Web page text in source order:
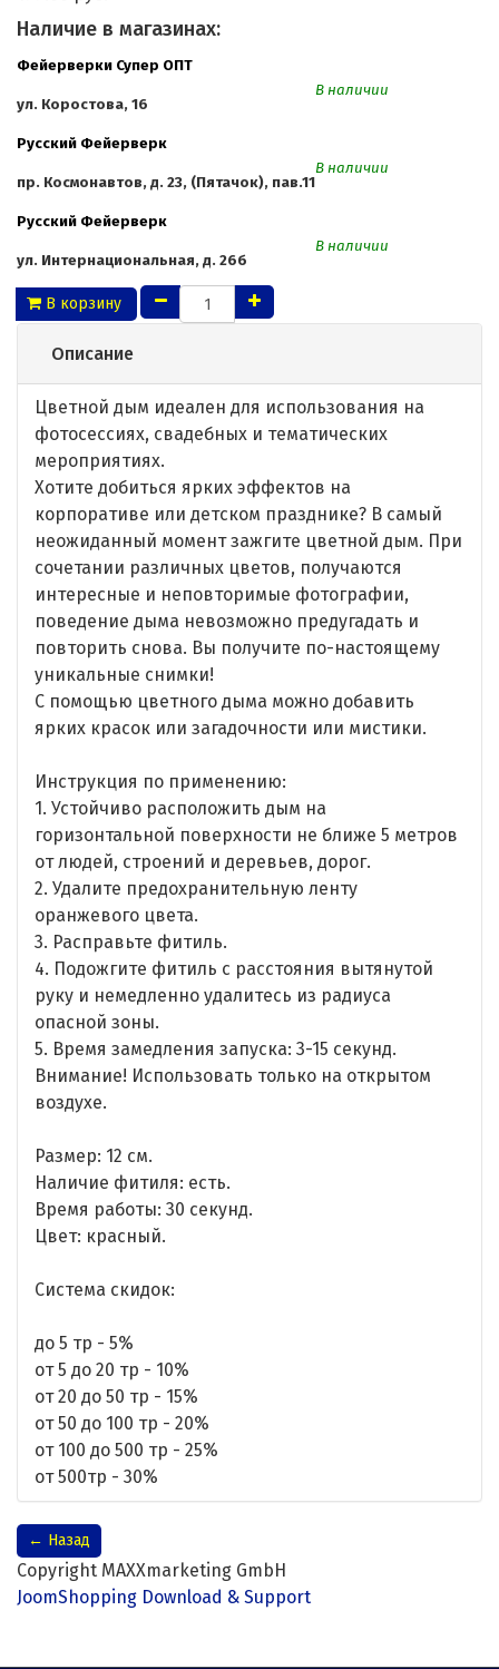
Наличие в магазинах:
Фейерверки Супер ОПТ
В наличии
ул. Коростова, 16
Русский Фейерверк
В наличии
пр. Космонавтов, д. 23, (Пятачок), пав.11
Русский Фейерверк
В наличии
ул. Интернациональная, д. 26б
В корзину
Описание
Цветной дым идеален для использования на
фотосессиях, свадебных и тематических
мероприятиях.
Хотите добиться ярких эффектов на
корпоративе или детском празднике? В самый
неожиданный момент зажгите цветной дым. При
сочетании различных цветов, получаются
интересные и неповторимые фотографии,
поведение дыма невозможно предугадать и
повторить снова. Вы получите по-настоящему
уникальные снимки!
С помощью цветного дыма можно добавить
ярких красок или загадочности или мистики.
Инструкция по применению:
1. Устойчиво расположить дым на
горизонтальной поверхности не ближе 5 метров
от людей, строений и деревьев, дорог.
2. Удалите предохранительную ленту
оранжевого цвета.
3. Расправьте фитиль.
4. Подожгите фитиль с расстояния вытянутой
руку и немедленно удалитесь из радиуса
опасной зоны.
5. Время замедления запуска: 3-15 секунд.
Внимание! Использовать только на открытом
воздухе.
Размер: 12 см.
Наличие фитиля: есть.
Время работы: 30 секунд.
Цвет: красный.
Система скидок:
до 5 тр - 5%
от 5 до 20 тр - 10%
от 20 до 50 тр - 15%
от 50 до 100 тр - 20%
от 100 до 500 тр - 25%
от 500тр - 30%
Copyright MAXXmarketing GmbH
JoomShopping Download & Support